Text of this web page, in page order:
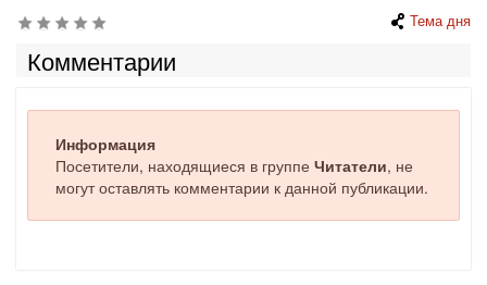
Тема дня
Комментарии
Информация
Посетители, находящиеся в группе Читатели, не
могут оставлять комментарии к данной публикации.